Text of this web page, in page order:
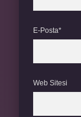
E-Posta*
Web Sitesi